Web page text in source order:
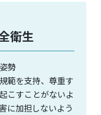
衛生
勢
範を支持、尊重す
こすことがないよ
に加担しないよう